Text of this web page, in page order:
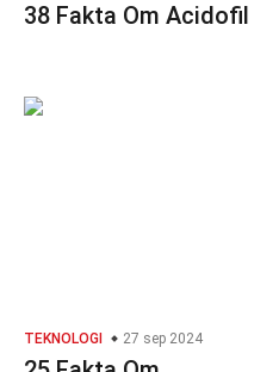
38 Fakta Om Acidofil
TEKNOLOGI 27 sep 2024